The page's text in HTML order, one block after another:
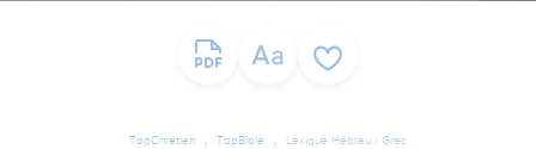
TopChrétien TopBible Lexique Hébreu / Grec